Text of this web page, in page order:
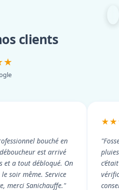
clients
bouché en
est arrivé
et a tout débloqué. On
soir même. Service
merci Sanichauffe."